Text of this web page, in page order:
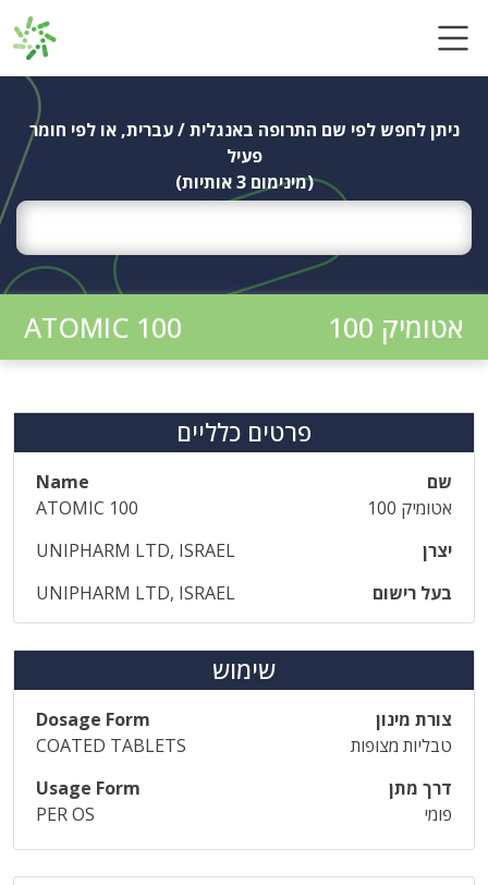
ניתן לחפש לפי שם התרופה באנגלית / עברית, או לפי חומר
פעיל
(מינימום 3 אותיות)
אטומיק 100 ATOMIC 100
פרטים כלליים
שם
Name
אטומיק 100
ATOMIC 100
יצרן
UNIPHARM LTD, ISRAEL
בעל רישום
UNIPHARM LTD, ISRAEL
שימוש
צורת מינון
Dosage Form
טבליות מצופות
COATED TABLETS
דרך מתן
Usage Form
פומי
PER OS